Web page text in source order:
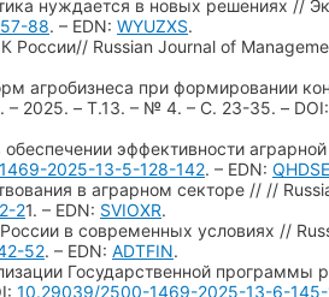
нуждается в новых решениях //
88. – EDN: WYUZXS.
Russian Journal of
агробизнеса при формировании
– 2025. – Т.13. – № 4. – С. 23-35. –
эффективности
2025-13-5-128-142. – EDN:
в аграрном секторе // //
21. – EDN: SVIOXR.
в современных условиях //
52. – EDN: ADTFIN.
Государственной программы
10.29039/2500-1469-2025-13-6-